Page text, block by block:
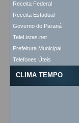
Receita Federal
Receita Estadual
Governo do Paraná
TeleListas.net
Prefeitura Municipal
Telefones Úteis
CLIMA TEMPO